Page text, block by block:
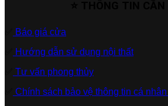
Báo giá cửa
Hướng dẫn sử dụng nội thất
Tư vấn phong thủy
Chính sách bảo vệ thông tin cá